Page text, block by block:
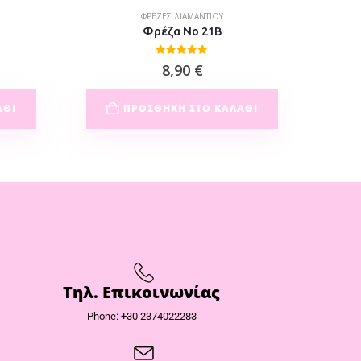
ΦΡΈΖΕΣ ΔΙΑΜΑΝΤΙΟΎ
Φρέζα Νο 21B
8,90 €
ΠΡΟΣΘΉΚΗ ΣΤΟ ΚΑΛΆΘΙ
Τηλ. Επικοινωνίας
Phone: +30 2374022283